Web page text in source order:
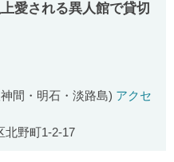
愛される異人館で貸切
評価
間・明石・淡路島) アクセ
北野町1-2-17